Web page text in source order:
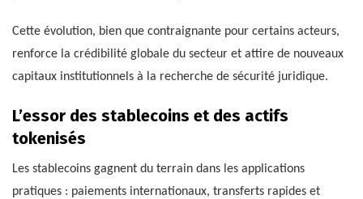
Cette évolution, bien que contraignante pour certains acteurs,
renforce la crédibilité globale du secteur et attire de nouveaux
capitaux institutionnels à la recherche de sécurité juridique.
L’essor des stablecoins et des actifs
tokenisés
Les stablecoins gagnent du terrain dans les applications
pratiques : paiements internationaux, transferts rapides et